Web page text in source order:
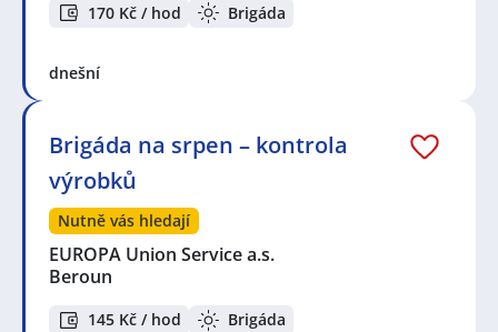
170 Kč / hod Brigáda
dnešní
Brigáda na srpen – kontrola
výrobků
Nutně vás hledají
EUROPA Union Service a.s.
Beroun
145 Kč / hod
Brigáda